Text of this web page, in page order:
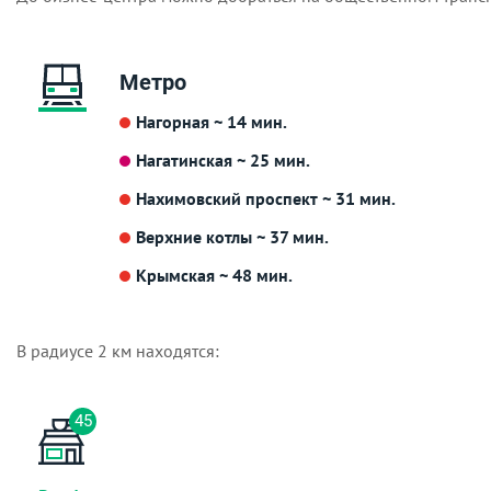
Метро
Нагорная ~ 14 мин.
Нагатинская ~ 25 мин.
Нахимовский проспект ~ 31 мин.
Верхние котлы ~ 37 мин.
Крымская ~ 48 мин.
В радиусе 2 км находятся:
45